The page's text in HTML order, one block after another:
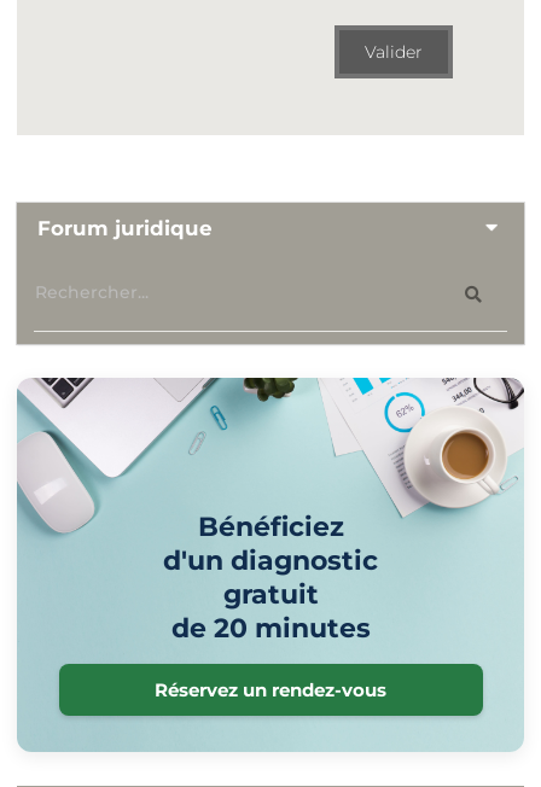
Valider
Forum juridique
Bénéficiez
d'un diagnostic
gratuit
de 20 minutes
Réservez un rendez-vous